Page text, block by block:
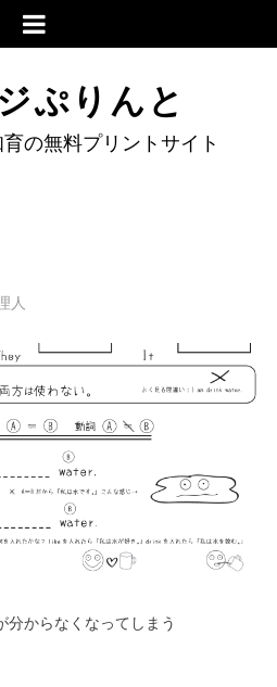
ぷりんと
の無料プリントサイト
人
からなくなってしまう